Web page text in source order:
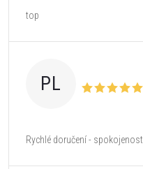
top
PL
Rychlé doručení - spokojenost